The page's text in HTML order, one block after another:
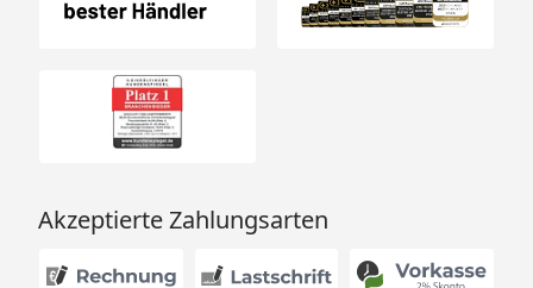
Akzeptierte Zahlungsarten